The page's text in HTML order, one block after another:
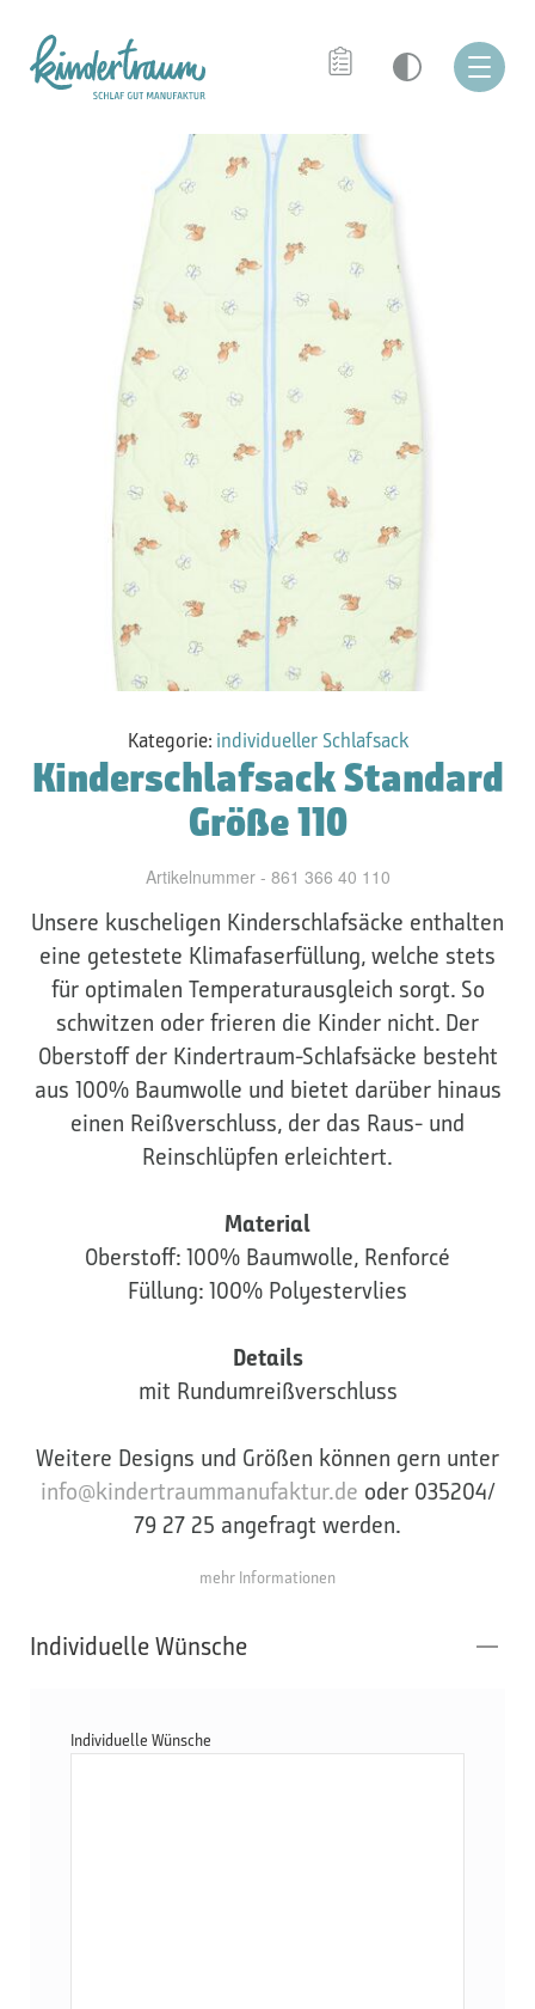
Kategorie: individueller Schlafsack
Kinderschlafsack Standard
Größe 110
Artikelnummer - 861 366 40 110
Unsere kuscheligen Kinderschlafsäcke enthalten
eine getestete Klimafaserfüllung, welche stets
für optimalen Temperaturausgleich sorgt. So
schwitzen oder frieren die Kinder nicht. Der
Oberstoff der Kindertraum-Schlafsäcke besteht
aus 100% Baumwolle und bietet darüber hinaus
einen Reißverschluss, der das Raus- und
Reinschlüpfen erleichtert.
Material
Oberstoff: 100% Baumwolle, Renforcé
Füllung: 100% Polyestervlies
Details
mit Rundumreißverschluss
Weitere Designs und Größen können gern unter
info@kindertraummanufaktur.de oder 035204/
79 27 25 angefragt werden.
mehr Informationen
Individuelle Wünsche
Individuelle Wünsche